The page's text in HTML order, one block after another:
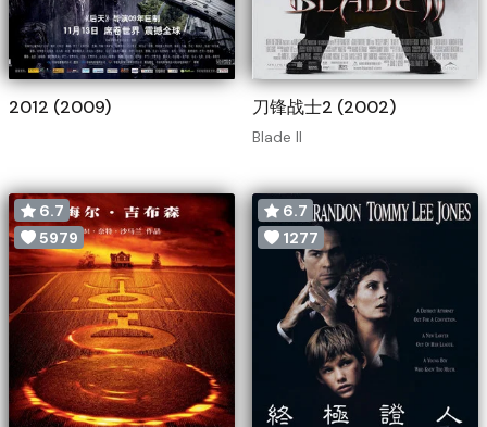
2012 (2009) 刀锋战士2 (2002)
Blade II
6.7
5979
6.7
1277